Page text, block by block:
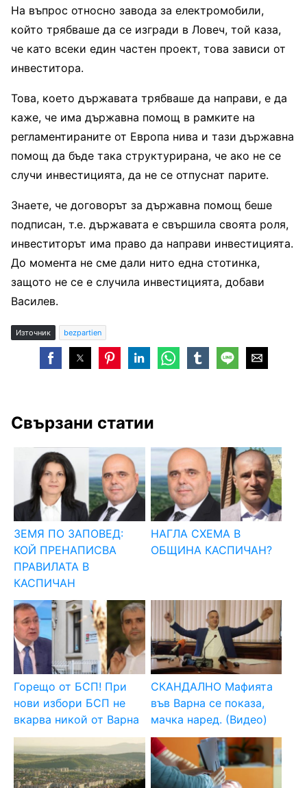
На въпрос относно завода за електромобили,
който трябваше да се изгради в Ловеч, той каза,
че като всеки един частен проект, това зависи от
инвеститора.
Това, което държавата трябваше да направи, е да
каже, че има държавна помощ в рамките на
регламентираните от Европа нива и тази държавна
помощ да бъде така структурирана, че ако не се
случи инвестицията, да не се отпуснат парите.
Знаете, че договорът за държавна помощ беше
подписан, т.е. държавата е свършила своята роля,
инвеститорът има право да направи инвестицията.
До момента не сме дали нито една стотинка,
защото не се е случила инвестицията, добави
Василев.
Източник bezpartien
Свързани статии
ЗЕМЯ ПО ЗАПОВЕД:
КОЙ ПРЕНАПИСВА
ПРАВИЛАТА В
КАСПИЧАН
НАГЛА СХЕМА В
ОБЩИНА КАСПИЧАН?
Горещо от БСП! При
нови избори БСП не
вкарва никой от Варна
СКАНДАЛНО Мафията
във Варна се показа,
мачка наред. (Видео)